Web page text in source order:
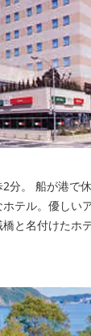
分。 船が港で
テル。優しい
と名付けたホ
の工夫と設備
います。 また
でお使いいただ